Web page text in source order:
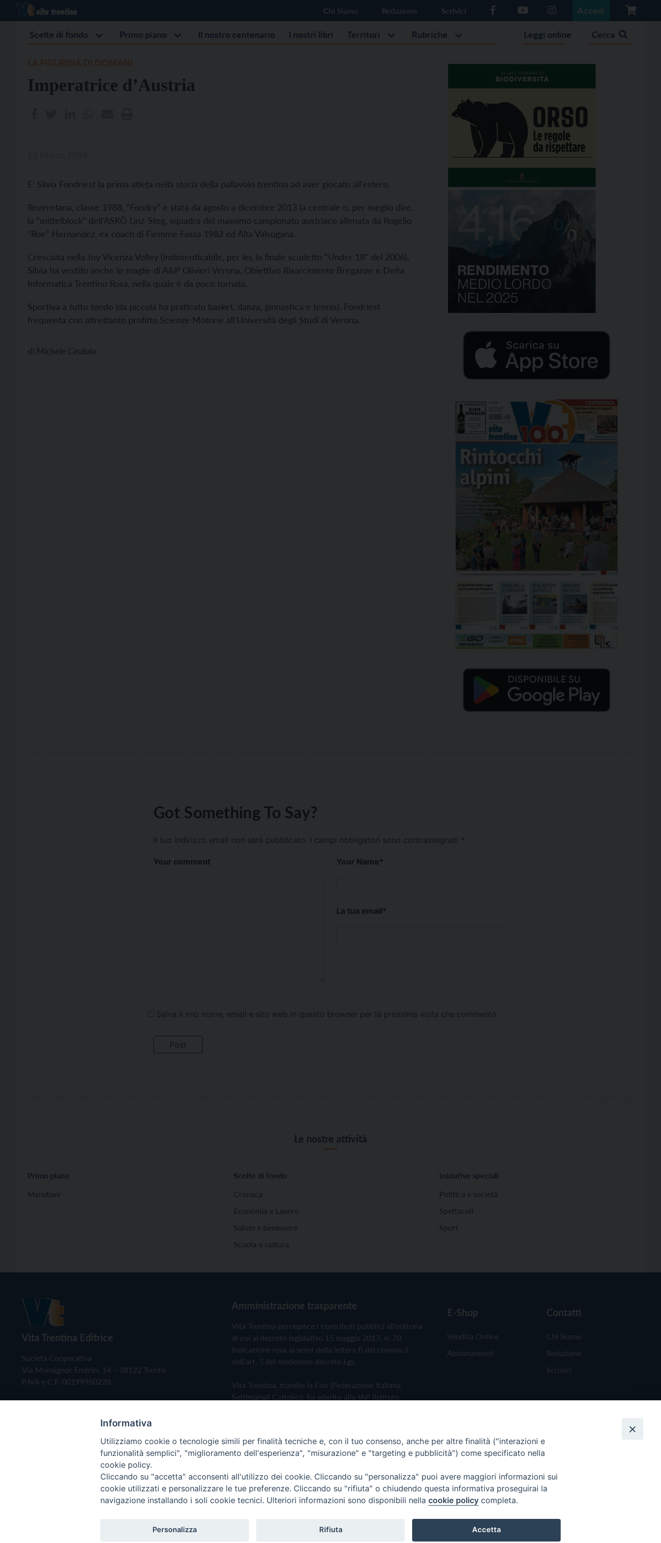
Chi Siamo Redazione Scrivici Accedi
Scelte di fondo Primo piano Il nostro centenario I nostri libri Territori Rubriche Leggi online Cerca
Imperatrice d’Austria
E' Silvia Fondriest la prima atleta nella storia della pallavolo trentina ad aver giocato all'estero.
Roveretana, classe 1988, “Fondry” è stata da agosto a dicembre 2013 la centrale o, per meglio dire,
la “mittelblock” dell'ASKÖ Linz-Steg, squadra del massimo campionato austriaco allenata da Rogelio
“Roe” Hernandez, ex coach di Fiemme Fassa 1982 ed Alta Valsugana.
Cresciuta nella Joy Vicenza Volley (indimenticabile, per lei, la finale scudetto “Under 18” del 2006),
Silvia ha vestito anche le maglie di A&P Olivieri Verona, Obiettivo Risarcimento Breganze e Delta
Informatica Trentino Rosa, nella quale è da poco tornata.
Sportiva a tutto tondo (da piccola ha praticato basket, danza, ginnastica e tennis), Fondriest
frequenta con altrettanto profitto Scienze Motorie all'Università degli Studi di Verona.
di Michele Cindolo
Got Something To Say?
Il tuo indirizzo email non sarà pubblicato. I campi obbligatori sono contrassegnati *
Your comment Your Name*
La tua email*
Salva il mio nome, email e sito web in questo browser per la prossima volta che commento.
Le nostre attività
Primo piano
Meridiani
Scelte di fondo
Cronaca
Economia e Lavoro
Salute e benessere
Scuola e cultura
Iniziative speciali
Politica e società
Spettacoli
Sport
Vita Trentina Editrice
Società Cooperativa
Via Monsignor Endrici, 14 – 38122 Trento
P.IVA e C.F. 00199960220
Amministrazione trasparente
Vita Trentina percepisce i contributi pubblici all'editoria
di cui al decreto legislativo 15 maggio 2017, n. 70.
Indicazione resa ai sensi della lettera f) del comma 2
dell'art. 5 del medesimo decreto Lgs.
Vita Trentina, tramite la Fisc (Federazione Italiana
Settimanali Cattolici), ha aderito allo IAP (Istituto
Privacy Policy Cookie Policy
E-Shop
Vendita Online
Abbonamenti
Contatti
Chi Siamo
Redazione
Scrivici
Copyright © 2019 - Tutti i diritti riservati - Vita Trentina Editrice
Informativa
Utilizziamo cookie o tecnologie simili per finalità tecniche e, con il tuo consenso, anche per altre finalità ("interazioni e
funzionalità semplici", "miglioramento dell'esperienza", "misurazione" e "targeting e pubblicità") come specificato nella
cookie policy.
Cliccando su "accetta" acconsenti all'utilizzo dei cookie. Cliccando su "personalizza" puoi avere maggiori informazioni sui
cookie utilizzati e personalizzare le tue preferenze. Cliccando su "rifiuta" o chiudendo questa informativa proseguirai la
navigazione installando i soli cookie tecnici. Ulteriori informazioni sono disponibili nella cookie policy completa.
Personalizza Rifiuta Accetta